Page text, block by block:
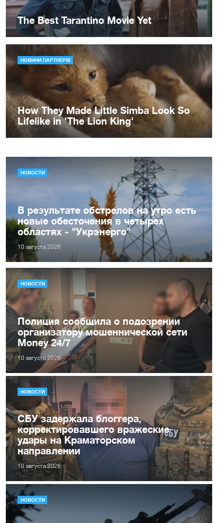
НОВОСТИ
В результате обстрелов на утро есть
новые обесточения в четырех
областях - "Укрэнерго"
10 августа 2026
НОВОСТИ
Полиция сообщила о подозрении
организатору мошеннической сети
Money 24/7
10 августа 2026
НОВОСТИ
СБУ задержала блоггера,
корректировавшего вражеские
удары на Краматорском
направлении
10 августа 2026
НОВОСТИ